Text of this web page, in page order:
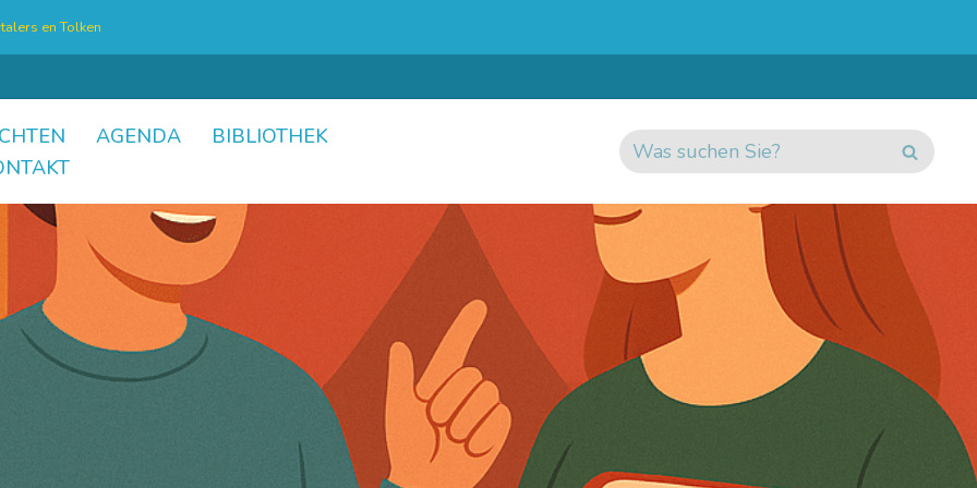
en Tolken
AGENDA
BIBLIOTHEK